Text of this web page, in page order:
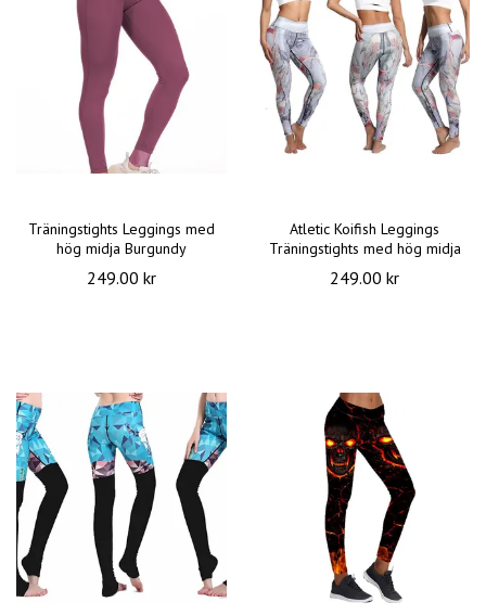
Träningstights Leggings med
hög midja Burgundy
249.00 kr
Atletic Koifish Leggings
Träningstights med hög midja
249.00 kr